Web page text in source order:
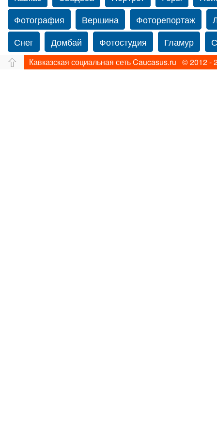
Фотография
Вершина Фоторепортаж
Снег
Домбай Фотостудия Гламур
Путешествие
Перевал Свадьба фото
Кавказская социальная сеть Caucasus.ru © 2012 -